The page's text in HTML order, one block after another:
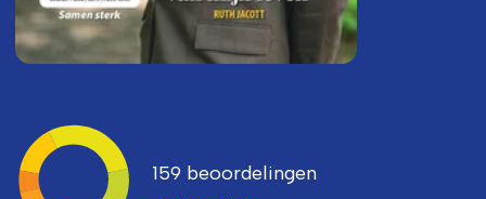
159 beoordelingen